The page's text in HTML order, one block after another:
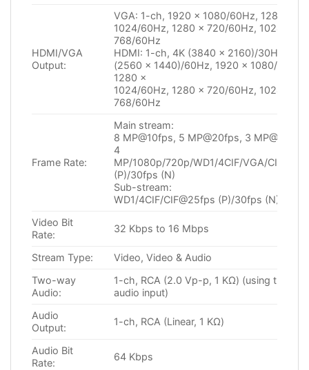
HDMI/VGA
Output:
VGA: 1-ch, 1920 × 1080/60Hz, 1280 ×
1024/60Hz, 1280 × 720/60Hz, 1024 ×
768/60Hz
HDMI: 1-ch, 4K (3840 × 2160)/30Hz, 2K
(2560 × 1440)/60Hz, 1920 × 1080/60Hz,
1280 ×
1024/60Hz, 1280 × 720/60Hz, 1024 ×
768/60Hz
Frame Rate:
Main stream:
8 MP@10fps, 5 MP@20fps, 3 MP@18fps
4
MP/1080p/720p/WD1/4CIF/VGA/
(P)/30fps (N)
Sub-stream:
WD1/4CIF/CIF@25fps (P)/30fps (N)
Video Bit
Rate:
32 Kbps to 16 Mbps
Stream Type:
Video, Video & Audio
Two-way
Audio:
1-ch, RCA (2.0 Vp-p, 1 KΩ) (using the 1st
audio input)
Audio
Output:
1-ch, RCA (Linear, 1 KΩ)
Audio Bit
Rate:
64 Kbps